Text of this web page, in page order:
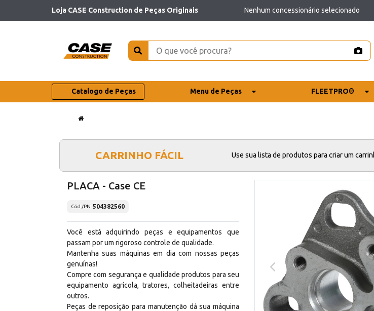
Loja CASE Construction de Peças Originais Nenhum concessionário selecionado
Catalogo de Peças Menu de Peças FLEETPRO®
CARRINHO FÁCIL Use sua lista de produtos para criar um
PLACA - Case CE
Cód./PN 504382560
Você está adquirindo peças e equipamentos que
passam por um rigoroso controle de qualidade.
Mantenha suas máquinas em dia com nossas peças
genuínas!
Compre com segurança e qualidade produtos para seu
equipamento agrícola, tratores, colheitadeiras entre
outros.
Peças de reposição para manutenção dá sua máquina